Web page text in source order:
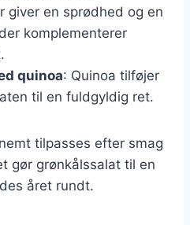
giver en sprødhed og en
komplementerer
quinoa: Quinoa tilføjer
til en fuldgyldig ret.
tilpasses efter smag
gør grønkålssalat til en
året rundt.